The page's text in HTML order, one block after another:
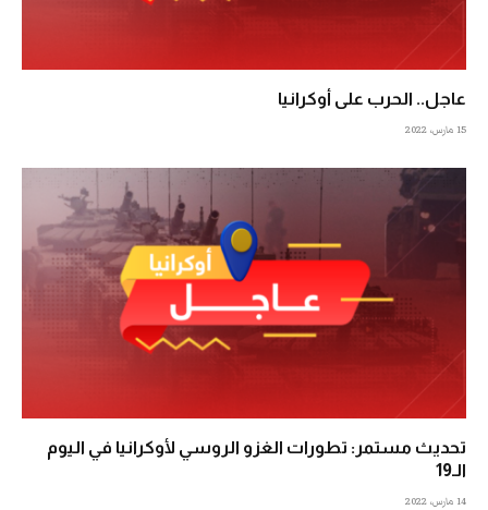
عاجل.. الحرب على أوكرانيا
15 مارس، 2022
تحديث مستمر: تطورات الغزو الروسي لأوكرانيا في اليوم
الـ19
14 مارس، 2022